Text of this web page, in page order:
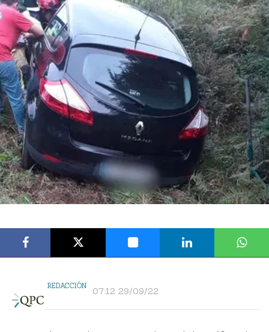
REDACCIÓN 07:12 29/09/22